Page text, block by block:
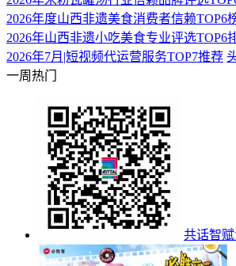
2026年度山西非遗美食消费者信赖TOP6
2026年山西非遗小吃美食专业评选TOP6
2026年7月|短视频代运营服务TOP7推荐
一周热门
共话智